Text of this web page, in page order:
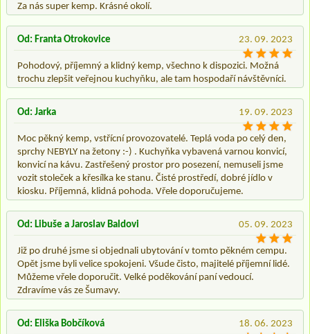
Za nás super kemp. Krásné okolí.
23. 09. 2023
Od: Franta Otrokovice
Pohodový, příjemný a klidný kemp, všechno k dispozici. Možná
trochu zlepšit veřejnou kuchyňku, ale tam hospodaří návštěvníci.
19. 09. 2023
Od: Jarka
Moc pěkný kemp, vstřícní provozovatelé. Teplá voda po celý den,
sprchy NEBYLY na žetony :-) . Kuchyňka vybavená varnou konvicí,
konvicí na kávu. Zastřešený prostor pro posezení, nemuseli jsme
vozit stoleček a křesílka ke stanu. Čisté prostředí, dobré jídlo v
kiosku. Příjemná, klidná pohoda. Vřele doporučujeme.
05. 09. 2023
Od: Libuše a Jaroslav Baldovi
Již po druhé jsme si objednali ubytování v tomto pěkném cempu.
Opět jsme byli velice spokojeni. Všude čisto, majitelé příjemní lidé.
Můžeme vřele doporučit. Velké poděkování paní vedoucí.
Zdravíme vás ze Šumavy.
18. 06. 2023
Od: Eliška Bobčíková